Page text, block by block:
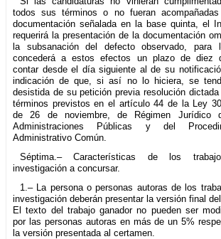
todos sus términos o no fueran
documentación señalada en la base quinta, el
requerirá la presentación de la documentación
la subsanación del defecto observado, para
concederá a estos efectos un plazo de diez
contar desde el día siguiente al de su
indicación de que, si así no lo hiciera, se
desistida de su petición previa resolución dictada
términos previstos en el artículo 44 de la Ley
de 26 de noviembre, de Régimen Jurídico
Administraciones Públicas y del
Administrativo Común.
Séptima.– Características de los
investigación a concursar.
1.– La persona o personas autoras de los
investigación deberán presentar la versión final
El texto del trabajo ganador no pueden ser
por las personas autoras en más de un 5%
la versión presentada al certamen.